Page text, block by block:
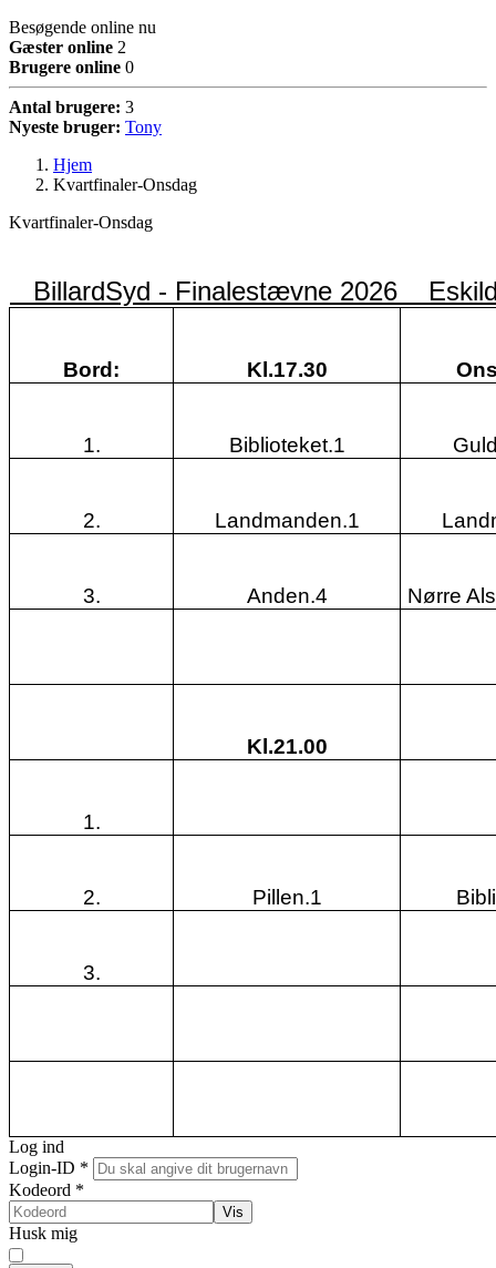
Besøgende online nu
Gæster online 2
Brugere online 0
Antal brugere: 3
Nyeste bruger: Tony
Hjem
Kvartfinaler-Onsdag
Kvartfinaler-Onsdag
BillardSyd - Finalestævne 2026
Bord: Kl.17.30
1. Biblioteket.1
2. Landmanden.1
3. Anden.4 Nørre
Kl.21.00
1.
2. Pillen.1
3.
Log ind
Login-ID *
Kodeord *
Vis
Husk mig